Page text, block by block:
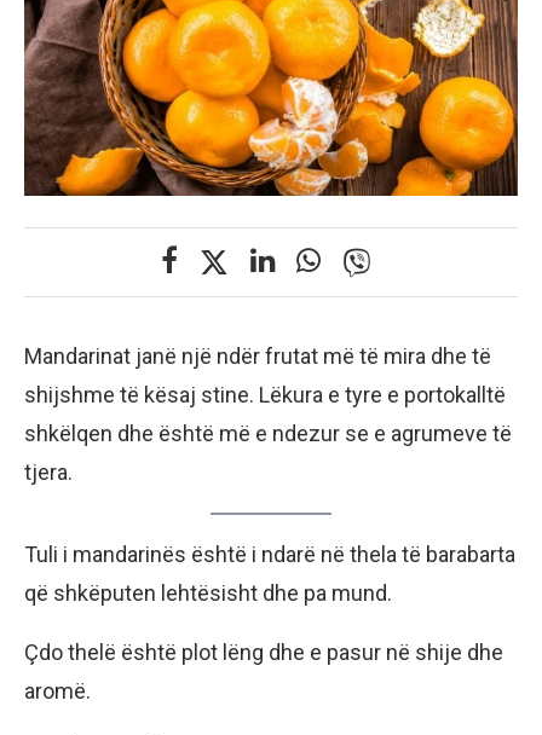
Mandarinat janë një ndër frutat më të mira dhe të
shijshme të kësaj stine. Lëkura e tyre e portokalltë
shkëlqen dhe është më e ndezur se e agrumeve të
tjera.
Tuli i mandarinës është i ndarë në thela të barabarta
që shkëputen lehtësisht dhe pa mund.
Çdo thelë është plot lëng dhe e pasur në shije dhe
aromë.